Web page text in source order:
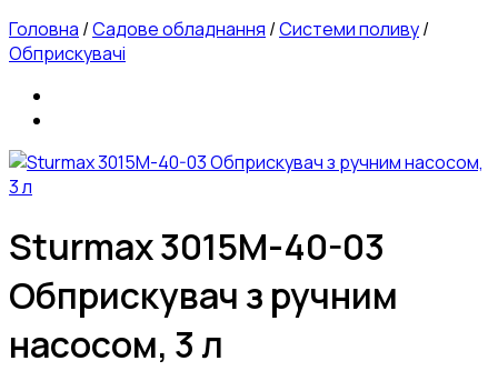
Головна /Садове обладнання /Системи поливу/
Обприскувачі
Sturmax 3015M-40-03
Обприскувач з ручним
насосом, 3 л